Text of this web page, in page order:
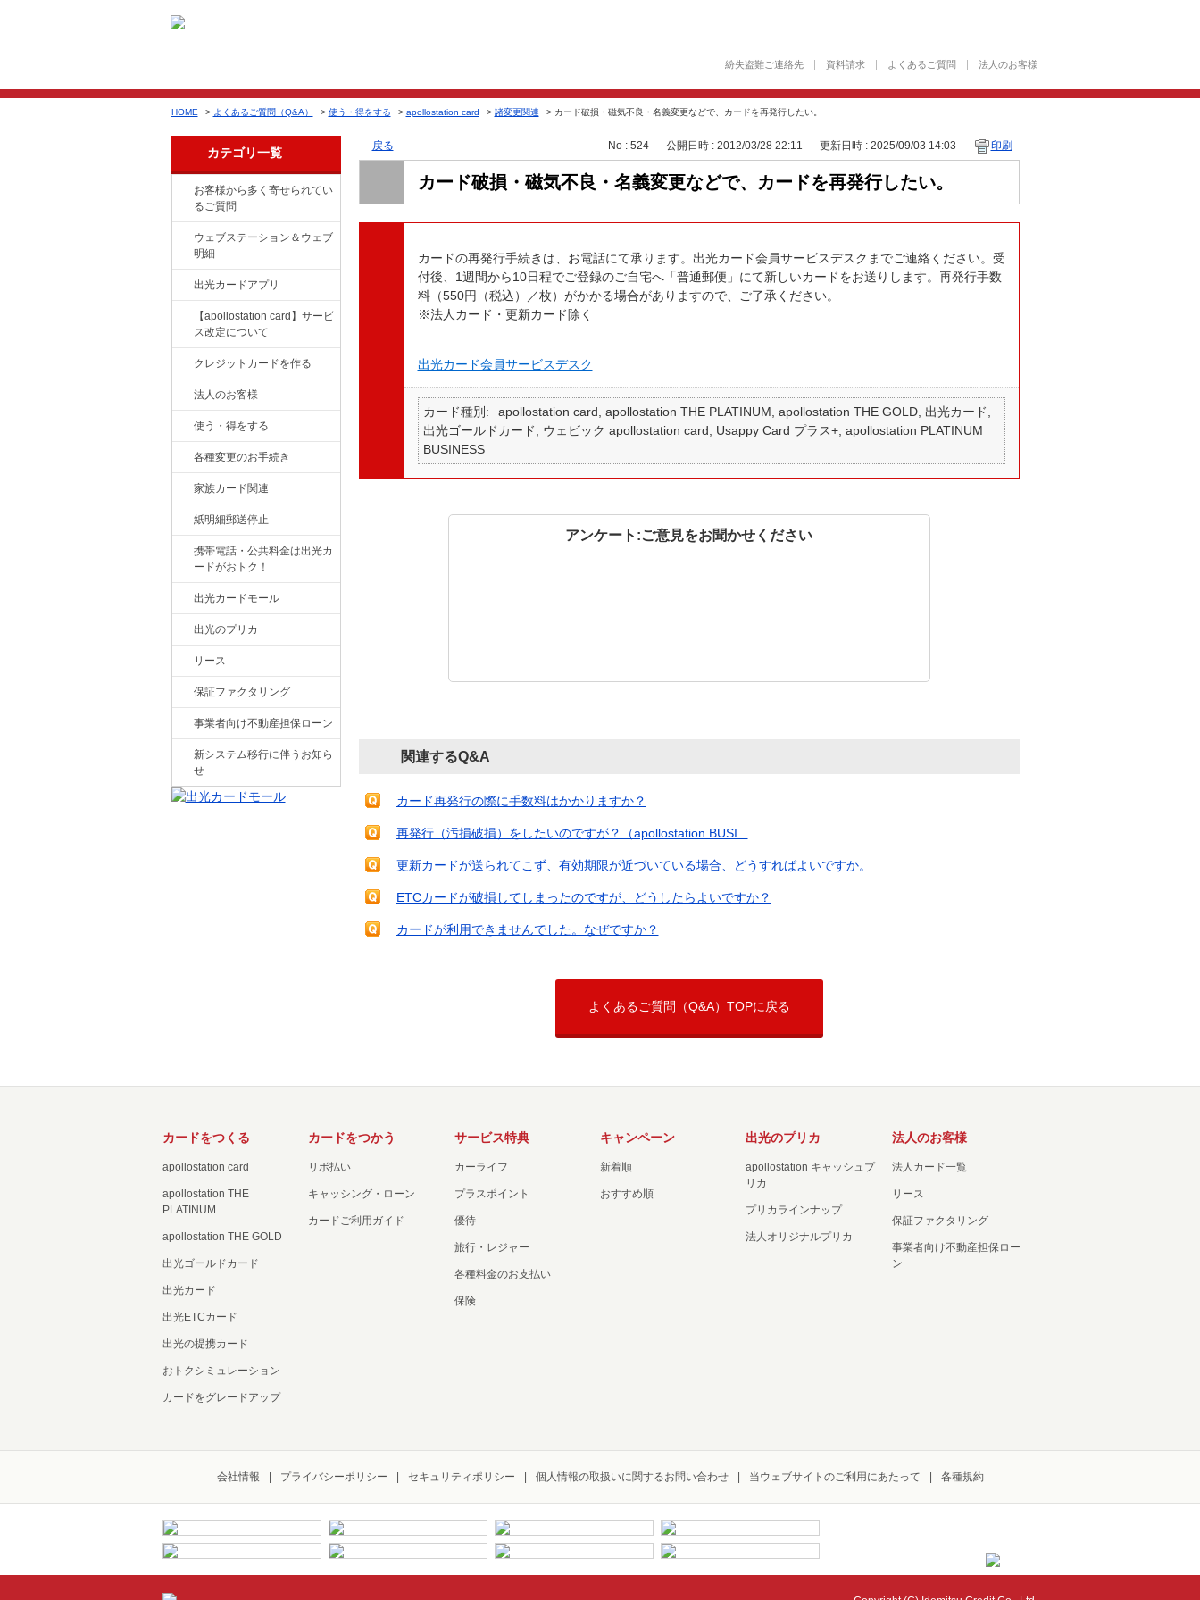
紛失盗難ご連絡先 資料請求 よくあるご質問 法人のお客様
HOME > よくあるご質問（Q&A） > 使う・得をする > apollostation card > 諸変更関連 > カード破損・磁気不良・名義変更などで、カードを再発行したい。
カテゴリ一覧
お客様から多く寄せられてい
るご質問
ウェブステーション＆ウェブ
明細
出光カードアプリ
【apollostation card】サービ
ス改定について
クレジットカードを作る
法人のお客様
使う・得をする
各種変更のお手続き
家族カード関連
紙明細郵送停止
携帯電話・公共料金は出光カ
ードがおトク！
出光カードモール
出光のプリカ
リース
保証ファクタリング
事業者向け不動産担保ローン
新システム移行に伴うお知ら
せ
戻る No : 524 公開日時 : 2012/03/28 22:11 更新日時 : 2025/09/03 14:03 印刷
カード破損・磁気不良・名義変更などで、カードを再発行したい。
カードの再発行手続きは、お電話にて承ります。出光カード会員サービスデスクまでご連絡ください。受
付後、1週間から10日程でご登録のご自宅へ「普通郵便」にて新しいカードをお送りします。再発行手数
料（550円（税込）／枚）がかかる場合がありますので、ご了承ください。
※法人カード・更新カード除く
出光カード会員サービスデスク
カード種別
apollostation card, apollostation THE PLATINUM, apollostation THE GOLD, 出光カード,
出光ゴールドカード, ウェビック apollostation card, Usappy Card プラス+, apollostation PLATINUM
BUSINESS
アンケート:ご意見をお聞かせください
関連するQ&A
カード再発行の際に手数料はかかりますか？
再発行（汚損破損）をしたいのですが？（apollostation BUSI...
更新カードが送られてこず、有効期限が近づいている場合、どうすればよいですか。
ETCカードが破損してしまったのですが、どうしたらよいですか？
カードが利用できませんでした。なぜですか？
よくあるご質問（Q&A）TOPに戻る
カードをつくる
apollostation card
apollostation THE
PLATINUM
apollostation THE GOLD
出光ゴールドカード
出光カード
出光ETCカード
出光の提携カード
おトクシミュレーション
カードをグレードアップ
カードをつかう
リボ払い
キャッシング・ローン
カードご利用ガイド
サービス特典
カーライフ
プラスポイント
優待
旅行・レジャー
各種料金のお支払い
保険
キャンペーン
新着順
おすすめ順
出光のプリカ
apollostation キャッシュプ
リカ
プリカラインナップ
法人オリジナルプリカ
法人のお客様
法人カード一覧
リース
保証ファクタリング
事業者向け不動産担保ロー
ン
会社情報 プライバシーポリシー セキュリティポリシー 個人情報の取扱いに関するお問い合わせ 当ウェブサイトのご利用にあたって 各種規約